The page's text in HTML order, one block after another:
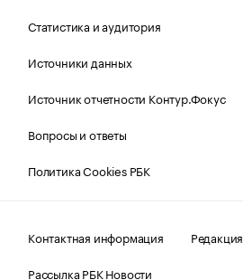
Статистика и аудитория
Источники данных
Источник отчетности Контур.Фокус
Вопросы и ответы
Политика Cookies РБК
Контактная информация
Редакция
Рассылка РБК Новости